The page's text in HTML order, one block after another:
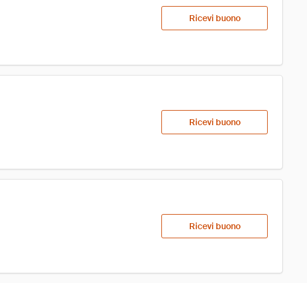
Ricevi buono
Ricevi buono
Ricevi buono